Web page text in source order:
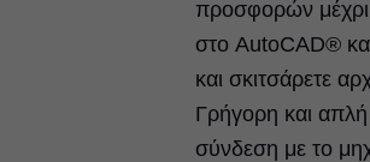
προσφορών μέχρι
στο AutoCAD®
και σκιτσάρετε
Γρήγορη και
σύνδεση με το